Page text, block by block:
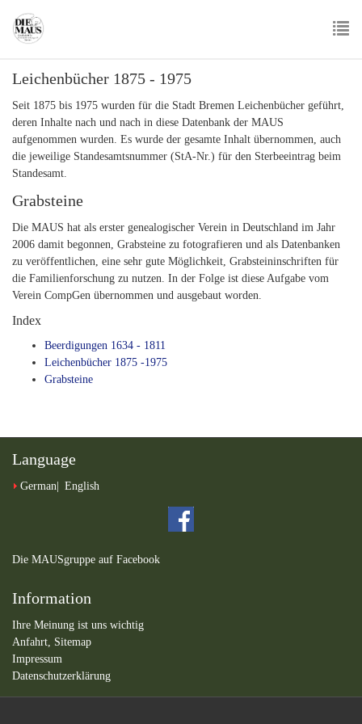
main
Leichenbücher 1875 - 1975
Seit 1875 bis 1975 wurden für die Stadt Bremen Leichenbücher geführt,
deren Inhalte nach und nach in diese Datenbank der MAUS
aufgenommen wurden. Es wurde der gesamte Inhalt übernommen, auch
die jeweilige Standesamtsnummer (StA-Nr.) für den Sterbeeintrag beim
Standesamt.
Grabsteine
Die MAUS hat als erster genealogischer Verein in Deutschland im Jahr
2006 damit begonnen, Grabsteine zu fotografieren und als Datenbanken
zu veröffentlichen, eine sehr gute Möglichkeit, Grabsteininschriften für
die Familienforschung zu nutzen. In der Folge ist diese Aufgabe vom
Verein CompGen übernommen und ausgebaut worden.
Index
Beerdigungen 1634 - 1811
Leichenbücher 1875 -1975
Grabsteine
Language
German English
Die MAUSgruppe auf Facebook
Information
Ihre Meinung ist uns wichtig
Anfahrt, Sitemap
Impressum
Datenschutzerklärung